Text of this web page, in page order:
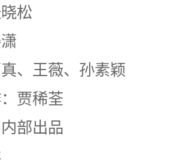
松
、王薇、孙素颖
贾稀荃
部出品